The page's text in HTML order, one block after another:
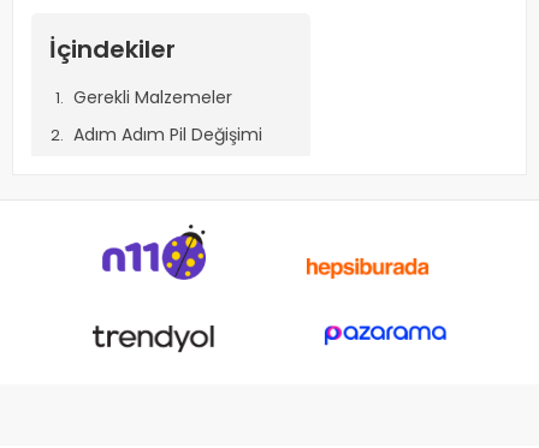
İçindekiler
Gerekli Malzemeler
Adım Adım Pil Değişimi
Notebook Pil Değiştirme Rehberi
Notebook piliniz zamanla performans kaybı yaşayabilir veya
yaparak bilgisayarınızı tekrar verimli bir şekilde
kullanabilirsiniz. Bu rehberde, notebook pil değişimini adım